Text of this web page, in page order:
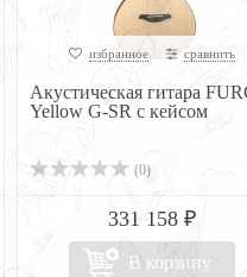
избранное сравнить
Акустическая гитара
Yellow G-SR с кейсом
(0)
331 158 ₽
В корзину